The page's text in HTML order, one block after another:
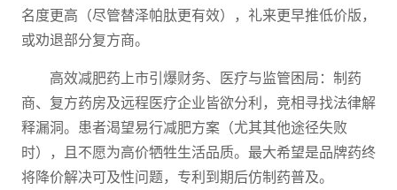
名度更高（尽管替泽帕肽更有效），礼来更早推低价版，
或劝退部分复方商。
高效减肥药上市引爆财务、医疗与监管困局：制药
商、复方药房及远程医疗企业皆欲分利，竞相寻找法律解
释漏洞。患者渴望易行减肥方案（尤其其他途径失败
时），且不愿为高价牺牲生活品质。最大希望是品牌药终
将降价解决可及性问题，专利到期后仿制药普及。